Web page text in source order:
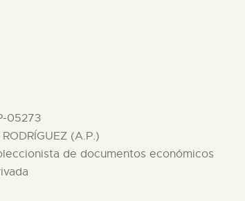
05273
(A.P.)
de documentos económicos